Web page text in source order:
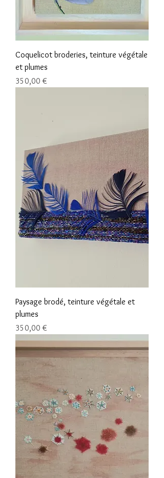
Coquelicot broderies, teinture végétale
et plumes
Prix
350,00 €
Paysage brodé, teinture végétale et
plumes
Prix
350,00 €